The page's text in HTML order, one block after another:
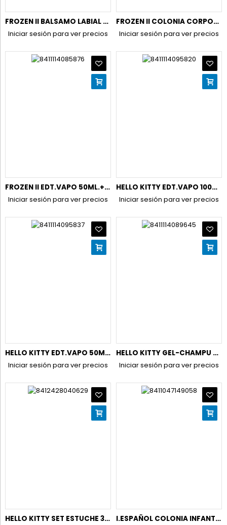
FROZEN II BALSAMO LABIAL 4GR.(BLISTER) 1692
Iniciar sesión para ver precios
FROZEN II COLONIA CORPORAL 200 ML.VAPO.
Iniciar sesión para ver precios
FROZEN II EDT.VAPO 50ML.+GEL 100 ML.(NECESER)
Iniciar sesión para ver precios
HELLO KITTY EDT.VAPO 100ML.+BOLSO
Iniciar sesión para ver precios
HELLO KITTY EDT.VAPO 50ML.+BOLSO+ESMALTE UÑAS
Iniciar sesión para ver precios
HELLO KITTY GEL-CHAMPU 400ML. 2D
Iniciar sesión para ver precios
HELLO KITTY SET ESTUCHE 3UD ESMALTES UÑAS+LIMA I.ESPAÑOL COLONIA INFANTIL 750ML.CONC.BABY GOTAS FRESCA